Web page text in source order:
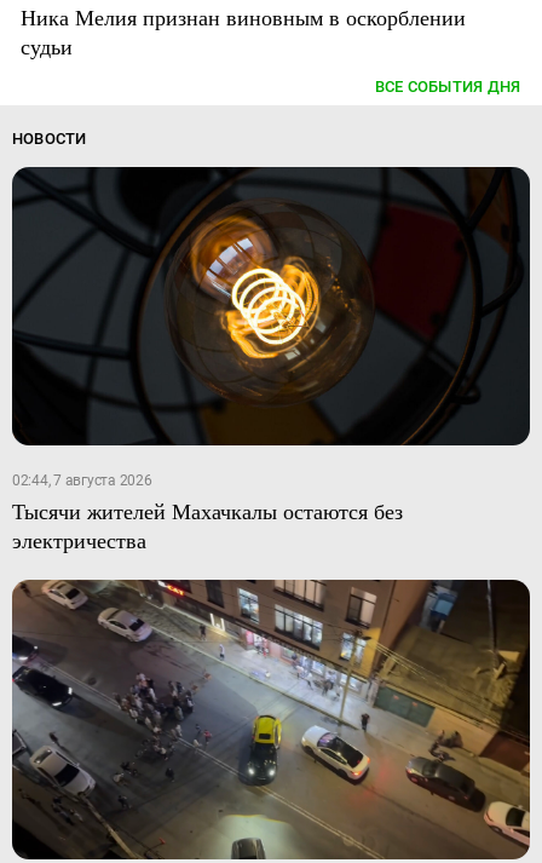
Ника Мелия признан виновным в оскорблении
судьи
ВСЕ СОБЫТИЯ ДНЯ
НОВОСТИ
02:44, 7 августа 2026
Тысячи жителей Махачкалы остаются без
электричества